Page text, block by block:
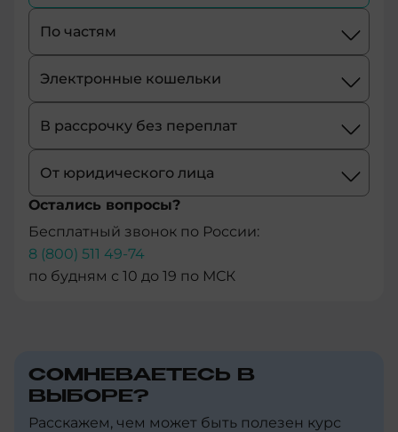
+1-
+43
+61
+297
+358
+1-
246
+880
По частям
Электронные кошельки
В рассрочку без переплат
От юридического лица
Остались вопросы?
Бесплатный звонок по России:
8 (800) 511 49-74
по будням с 10 до 19 по МСК
СОМНЕВАЕТЕСЬ В
ВЫБОРЕ?
Расскажем, чем может быть полезен курс